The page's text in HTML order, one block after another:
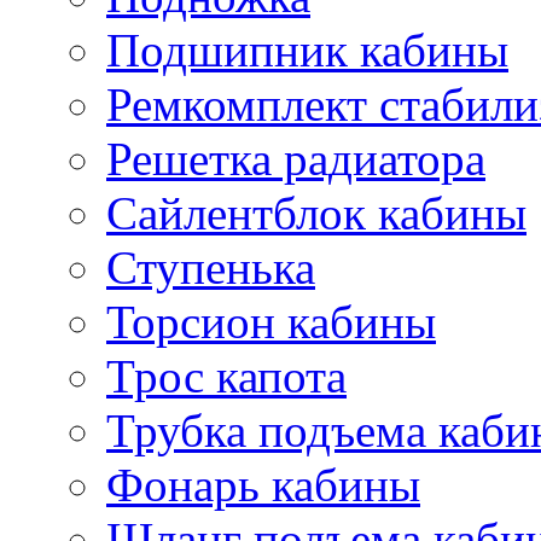
Подшипник кабины
Ремкомплект
Решетка радиатора
Сайлентблок кабины
Ступенька
Торсион кабины
Трос капота
Трубка подъема
Фонарь кабины